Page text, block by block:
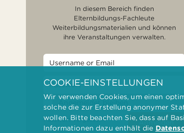
In diesem Bereich finden
Elternbildungs-Fachleute
Weiterbildungsmaterialien und können
ihre Veranstaltungen verwalten.
Angemeldet bleiben
Passwort vergessen? Anmelden
COOKIE-EINSTELLUNGEN
Wir verwenden Cookies, um einen
solche die zur Erstellung anonymer
wollen. Bitte beachten Sie, dass auf
Informationen dazu enthält die